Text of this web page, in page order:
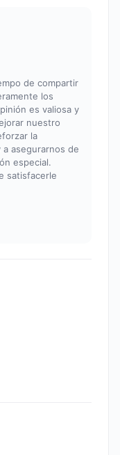
de compartir
los
es valiosa y
nuestro
la
asegurarnos de
especial.
satisfacerle